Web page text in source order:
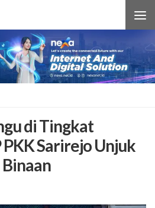
di Tingkat
Sarirejo Unjuk
Binaan